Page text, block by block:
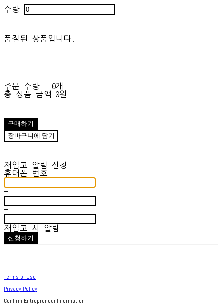
수량
품절된 상품입니다.
주문 수량
0개
총 상품 금액
0원
구매하기
장바구니에 담기
재입고 알림 신청
휴대폰 번호
-
-
재입고 시 알림
신청하기
Terms of Use
Privacy Policy
Confirm Entrepreneur Information